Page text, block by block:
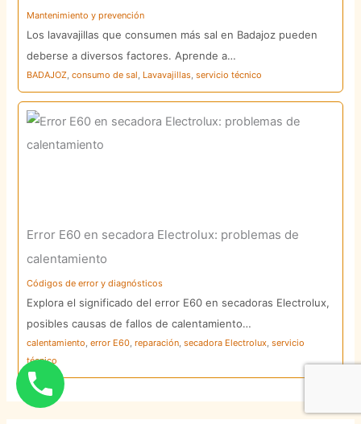
Mantenimiento y prevención
Los lavavajillas que consumen más sal en Badajoz pueden
deberse a diversos factores. Aprende a…
BADAJOZ,consumo de sal, Lavavajillas,servicio técnico
Error E60 en secadora Electrolux: problemas de
calentamiento
Códigos de error y diagnósticos
Explora el significado del error E60 en secadoras Electrolux,
posibles causas de fallos de calentamiento…
calentamiento,error E60,reparación,secadora Electrolux,servicio
técnico